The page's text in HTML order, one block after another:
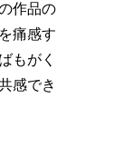
作品の
痛感す
もがく
感でき